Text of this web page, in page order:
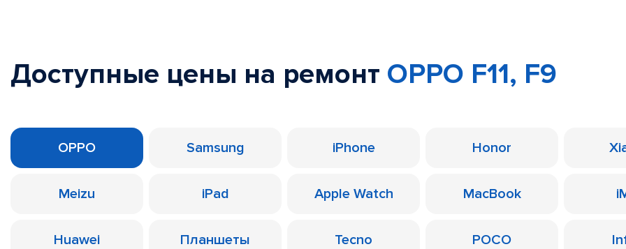
Доступные цены на ремонт OPPO F11, F9
OPPO Samsung iPhone Honor
Meizu iPad Apple Watch MacBook
Huawei Планшеты Tecno POCO